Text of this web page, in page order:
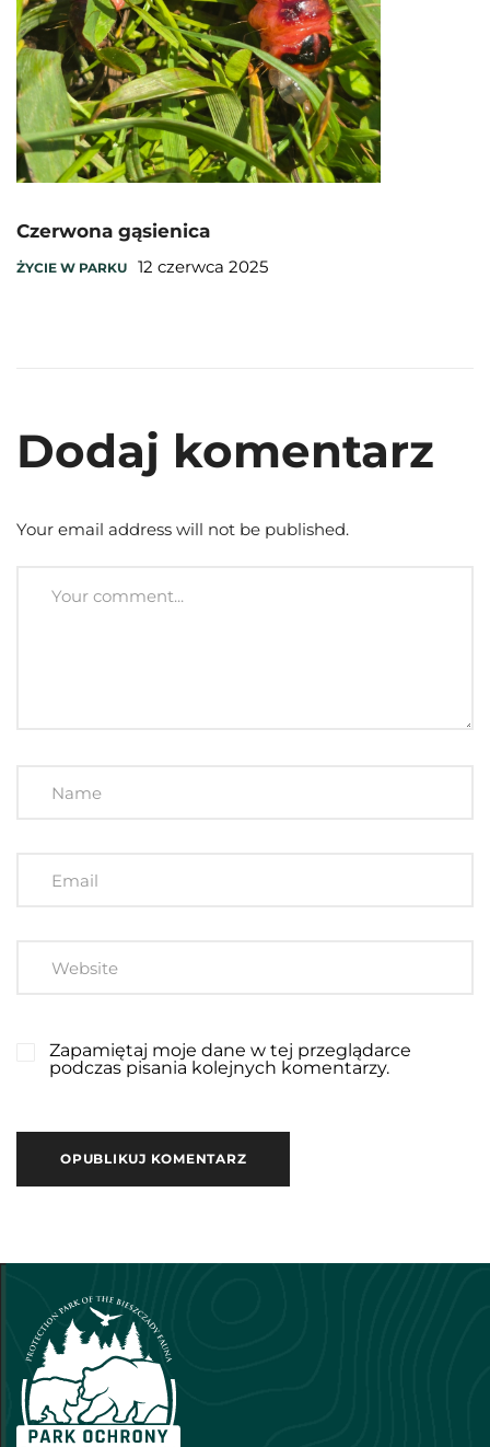
Czerwona gąsienica
ŻYCIE W PARKU 12 czerwca 2025
Dodaj komentarz
Your email address will not be published.
Zapamiętaj moje dane w tej przeglądarce
podczas pisania kolejnych komentarzy.